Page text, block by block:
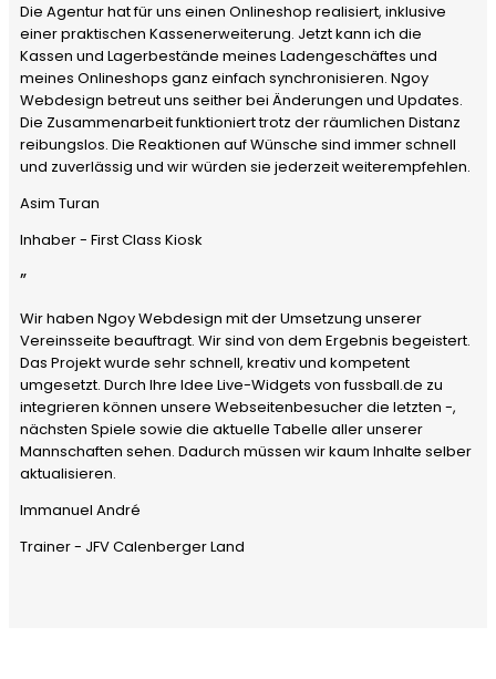
Die Agentur hat für uns einen Onlineshop realisiert, inklusive
einer praktischen Kassenerweiterung. Jetzt kann ich die
Kassen und Lagerbestände meines Ladengeschäftes und
meines Onlineshops ganz einfach synchronisieren. Ngoy
Webdesign betreut uns seither bei Änderungen und Updates.
Die Zusammenarbeit funktioniert trotz der räumlichen Distanz
reibungslos. Die Reaktionen auf Wünsche sind immer schnell
und zuverlässig und wir würden sie jederzeit weiterempfehlen.
Asim Turan
Inhaber - First Class Kiosk
”
Wir haben Ngoy Webdesign mit der Umsetzung unserer
Vereinsseite beauftragt. Wir sind von dem Ergebnis begeistert.
Das Projekt wurde sehr schnell, kreativ und kompetent
umgesetzt. Durch Ihre Idee Live-Widgets von fussball.de zu
integrieren können unsere Webseitenbesucher die letzten -,
nächsten Spiele sowie die aktuelle Tabelle aller unserer
Mannschaften sehen. Dadurch müssen wir kaum Inhalte selber
aktualisieren.
Immanuel André
Trainer - JFV Calenberger Land